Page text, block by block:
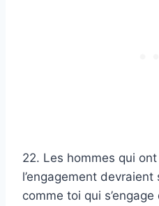
22. Les hommes qui
l’engagement devraient
comme toi qui